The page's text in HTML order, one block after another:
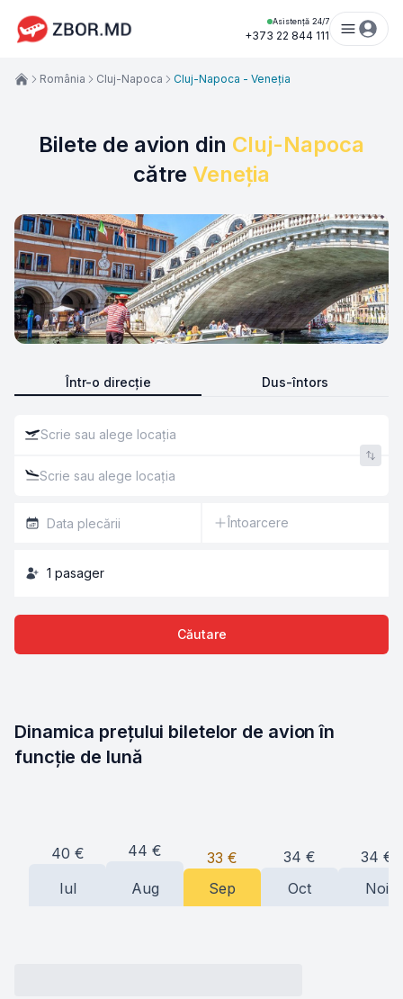
Asistență 24/7
+373 22 844 111
Bilete de avion din Cluj-Napoca
către Veneția
Într-o direcție Dus-întors
Întoarcere
1 pasager
Căutare
România Cluj-Napoca Cluj-Napoca - Veneția
Dinamica prețului biletelor de avion în
funcție de lună
40 €
Iul
44 €
Aug
33 €
Sep
34 €
Oct
34 €
Noi